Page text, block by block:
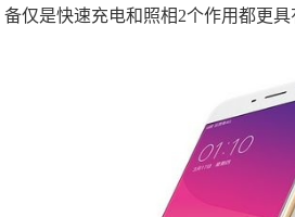
备仅是快速充电和照相2个作用都更具